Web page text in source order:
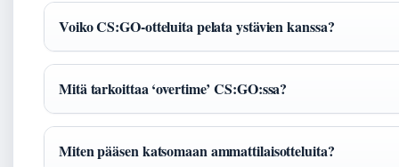
Voiko CS:GO-otteluita pelata ystävien kanssa?
Mitä tarkoittaa ‘overtime’ CS:GO:ssa?
Miten pääsen katsomaan ammattilaisotteluita?